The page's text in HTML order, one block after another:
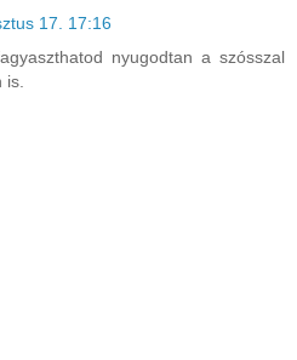
17. 17:16
nyugodtan a szósszal